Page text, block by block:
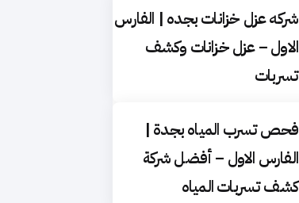
شركه عزل خزانات بجده | الفارس
الاول – عزل خزانات وكشف
تسربات
فحص تسرب المياه بجدة |
الفارس الاول – أفضل شركة
كشف تسربات المياه